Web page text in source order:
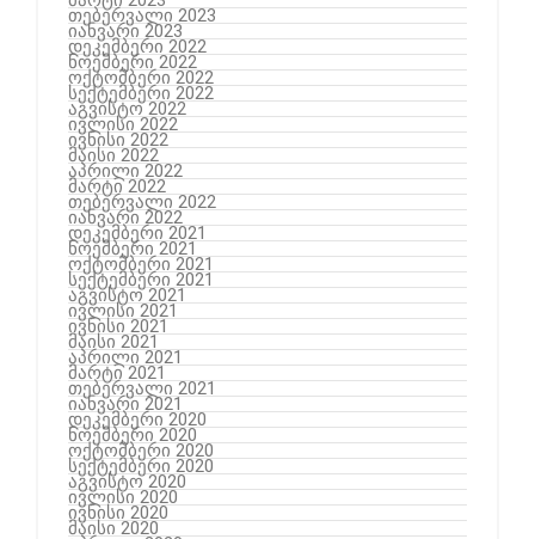
თებერვალი 2023
იანვარი 2023
დეკემბერი 2022
ნოემბერი 2022
ოქტომბერი 2022
სექტემბერი 2022
აგვისტო 2022
ივლისი 2022
ივნისი 2022
მაისი 2022
აპრილი 2022
მარტი 2022
თებერვალი 2022
იანვარი 2022
დეკემბერი 2021
ნოემბერი 2021
ოქტომბერი 2021
სექტემბერი 2021
აგვისტო 2021
ივლისი 2021
ივნისი 2021
მაისი 2021
აპრილი 2021
მარტი 2021
თებერვალი 2021
იანვარი 2021
დეკემბერი 2020
ნოემბერი 2020
ოქტომბერი 2020
სექტემბერი 2020
აგვისტო 2020
ივლისი 2020
ივნისი 2020
მაისი 2020